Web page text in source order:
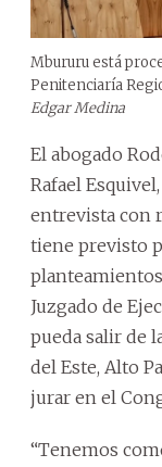
Mbururu está
Penitenciaría
Edgar Medina
El abogado
Rafael
entrevista con
tiene previsto
Juzgado de
pueda salir de
del Este, Alto
jurar en el
“Tenemos